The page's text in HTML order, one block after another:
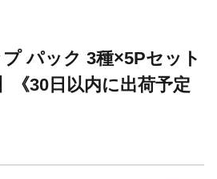
パック 3種×5Pセット
《30日以内に出荷予定